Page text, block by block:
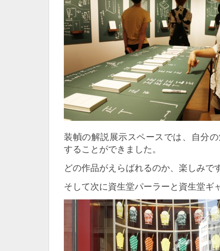
装幀の解説展示スペースでは、自分
することができました。
どの作品がえらばれるのか、楽しみで
そして次に資生堂パーラーと資生堂ギ